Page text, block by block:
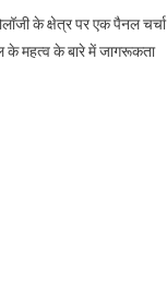
के क्षेत्र पर एक पैनल चर्चा
के महत्व के बारे में जागरूकता